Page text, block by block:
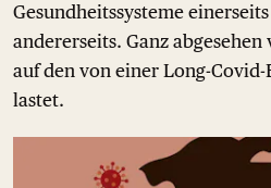
Gesundheitssysteme
andererseits. Ganz
auf den von einer Long-
lastet.